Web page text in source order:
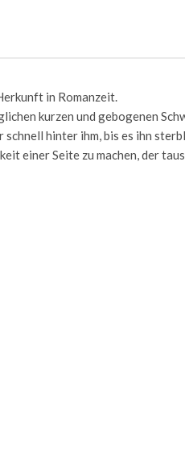
in Romanzeit.
kurzen und gebogenen
hinter ihm, bis es ihn
einer Seite zu machen, der